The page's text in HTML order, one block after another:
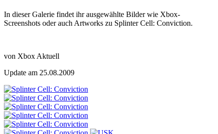
In dieser Galerie findet ihr ausgewählte Bilder wie Xbox-
Screenshots oder auch Artworks zu Splinter Cell: Conviction.
von Xbox Aktuell
Update am 25.08.2009